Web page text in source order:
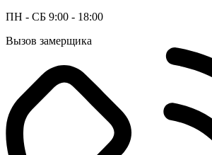
ПН - СБ 9:00 - 18:00
Вызов замерщика